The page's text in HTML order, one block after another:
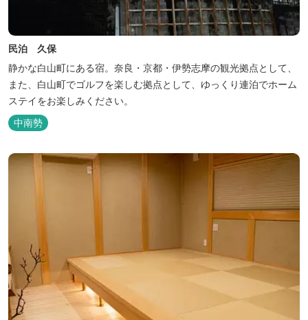
民泊 久保
静かな白山町にある宿。奈良・京都・伊勢志摩の観光拠点として、
また、白山町でゴルフを楽しむ拠点として、ゆっくり連泊でホーム
ステイをお楽しみください。
中南勢